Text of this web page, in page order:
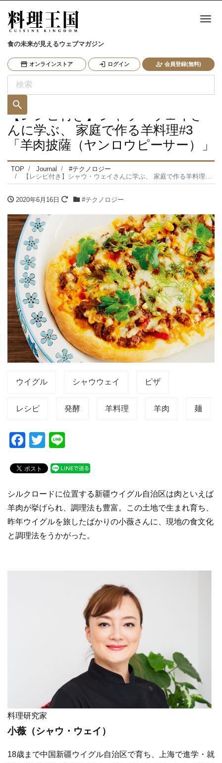
食の未来が見えるウェブマガジン
オンラインストア ログイン 会員登録(無料)
ナ
【レシピ付き】シャウ・ウェイさ
んに学ぶ、 家庭で作る羊料理#3
「羊肉披薩（ヤンロウピーサー）」
TOP Journal
#テクノロジー
【レシピ付き】シャウ・ウェイさんに学ぶ、 家庭で作る羊料理#3 「羊肉披薩（ヤンロウピーサー）」
2020年6月16日 #テクノロジー
ウイグル シャウウェイ ピザ
レシピ 発酵 羊料理 羊肉 麺
F
c
e
b
o
o
T
tt
er
e
シルクロードに位置する新疆ウイグル自治区は肉といえば
羊肉が挙げられ、調理法も豊富。この土地で生まれ育ち、
昨年ウイグルを旅したばかりの小薇さんに、現地の食文化
と調理法をうかがった。
料理研究家
小薇（シャウ・ウェイ）
18歳まで中国新疆ウイグル自治区で育ち、上海で進学・就